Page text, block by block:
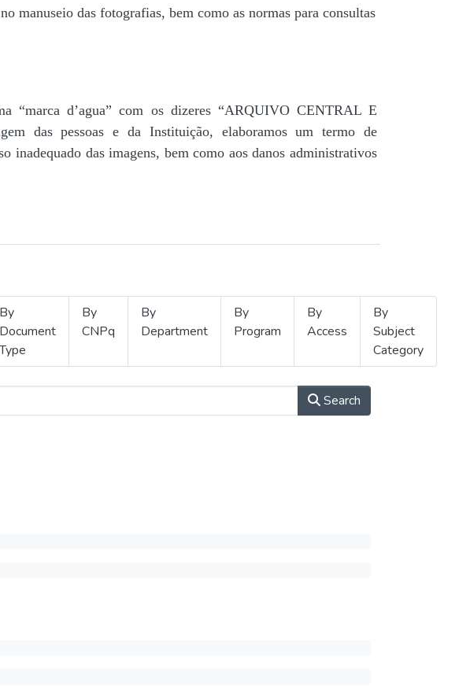
manuseio das fotografias, bem como as normas para consultas
“marca d’agua” com os dizeres “ARQUIVO CENTRAL E
das pessoas e da Instituição, elaboramos um termo de
inadequado das imagens, bem como aos danos administrativos
By
Document
Type
By
CNPq
By
Department
By
Program
By
Access
By
Subject
Category
Search